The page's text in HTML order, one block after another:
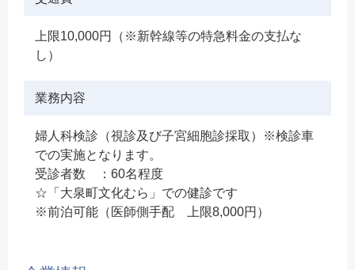
上限10,000円（※新幹線等の特急料金の支払な
し）
業務内容
婦人科検診（視診及び子宮細胞診採取）※検診車
での実施となります。
受診者数 ：60名程度
☆「大泉町文化むら」での健診です
※前泊可能（医師側手配 上限8,000円）